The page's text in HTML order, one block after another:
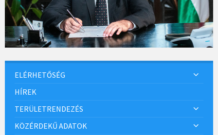
ELÉRHETŐSÉG
HÍREK
TERÜLETRENDEZÉS
KÖZÉRDEKŰ ADATOK